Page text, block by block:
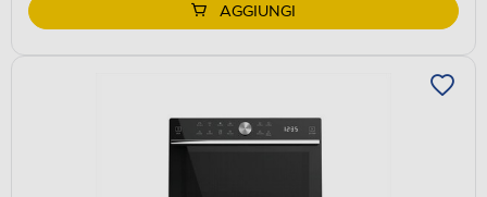
AGGIUNGI